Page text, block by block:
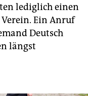
lediglich einen
Ein Anruf
Deutsch
längst